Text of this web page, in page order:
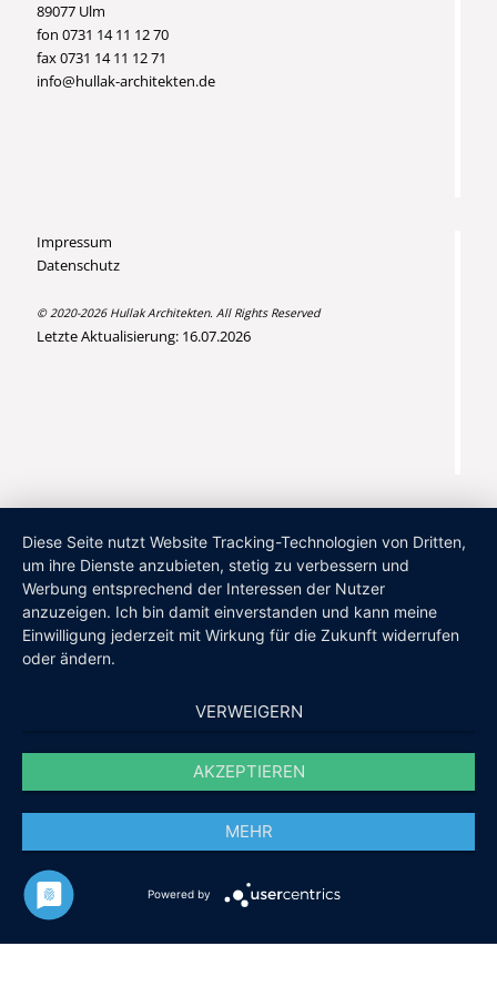
89077 Ulm
fon 0731 14 11 12 70
fax 0731 14 11 12 71
info@hullak-architekten.de
Impressum
Datenschutz
© 2020-2026 Hullak Architekten. All Rights Reserved
Letzte Aktualisierung: 16.07.2026
Diese Seite nutzt Website Tracking-Technologien von Dritten,
um ihre Dienste anzubieten, stetig zu verbessern und
Werbung entsprechend der Interessen der Nutzer
anzuzeigen. Ich bin damit einverstanden und kann meine
Einwilligung jederzeit mit Wirkung für die Zukunft widerrufen
oder ändern.
VERWEIGERN
AKZEPTIEREN
MEHR
Powered by